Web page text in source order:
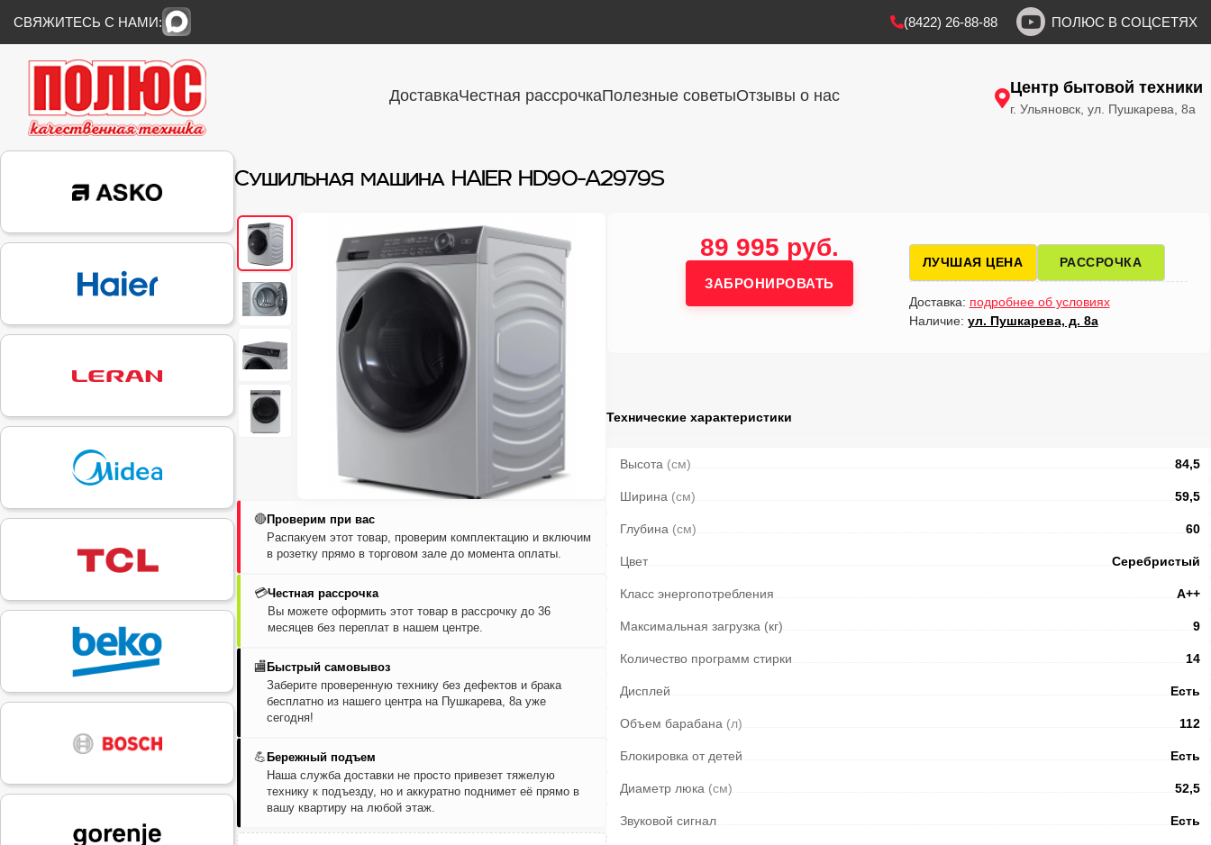
СВЯЖИТЕСЬ С НАМИ: (8422) 26-88-88 ПОЛЮС В СОЦСЕТЯХ
ДоставкаЧестная рассрочкаПолезные советыОтзывы о нас Центр бытовой техники
г. Ульяновск, ул. Пушкарева, 8а
Сушильная машина HAIER HD90-A2979S
🔴Проверим при вас
Распакуем этот товар, проверим комплектацию и включим
в розетку прямо в торговом зале до момента оплаты.
💳Честная рассрочка
Вы можете оформить этот товар в рассрочку до 36
месяцев без переплат в нашем центре.
🏬 Быстрый самовывоз
Заберите проверенную технику без дефектов и брака
бесплатно из нашего центра на Пушкарева, 8а уже
сегодня!
💪 Бережный подъем
Наша служба доставки не просто привезет тяжелую
технику к подъезду, но и аккуратно поднимет её прямо в
вашу квартиру на любой этаж.
89 995 руб.
ЗАБРОНИРОВАТЬ
ЛУЧШАЯ ЦЕНА РАССРОЧКА
Доставка: подробнее об условиях
Наличие: ул. Пушкарева, д. 8а
Технические характеристики
Высота (см) 84,5
Ширина (см) 59,5
Глубина (см) 60
Цвет Серебристый
Класс энергопотребления А++
Максимальная загрузка (кг) 9
Количество программ стирки 14
Дисплей Есть
Объем барабана (л) 112
Блокировка от детей Есть
Диаметр люка (см) 52,5
Звуковой сигнал Есть